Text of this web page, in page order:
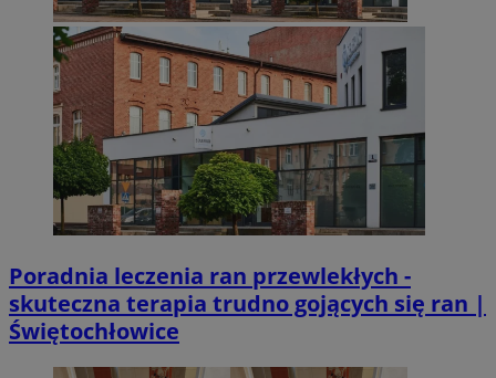
Poradnia leczenia ran przewlekłych -
skuteczna terapia trudno gojących się ran |
Świętochłowice